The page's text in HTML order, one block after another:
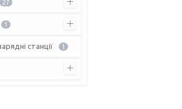
27
1
станції 1